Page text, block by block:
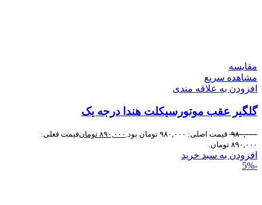
مقایسه
مشاهده سریع
افزودن به علاقه مندی
گلگیر عقب موتورسیکلت هندا درجه یک
۹۸۰,۰۰۰ قیمت اصلی: ۹۸۰,۰۰۰ تومان بود. ۸۹۰,۰۰۰ تومانقیمت فعلی:
۸۹۰,۰۰۰ تومان.
افزودن به سبد خرید
-5%